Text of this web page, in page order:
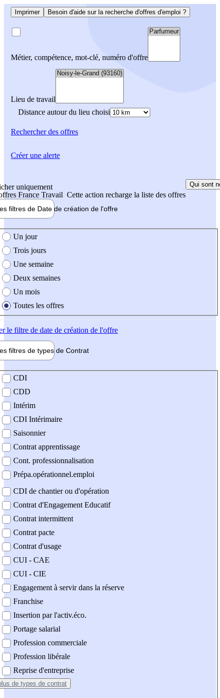
Imprimer Besoin d'aide sur la recherche d'offres d'emploi ?
Métier, compétence, mot-clé, numéro d'offre
Lieu de travail
Distance autour du lieu choisi
Rechercherdes offres
uniquement
France Travail Cette action recharge la liste des offres
Qui sont
filtres de Date de création de l'offre
création de l'offre
Un jour
Trois jours
Une semaine
Deux semaines
Un mois
Toutes les offres
le filtre de date de création de l'offre
filtres de types de Contrat
contrat
CDI
CDD
Intérim
CDI Intérimaire
Saisonnier
Contrat apprentissage
Cont. professionnalisation
Prépa.opérationnel.emploi
CDI de chantier ou d'opération
Contrat d'Engagement Educatif
Contrat intermittent
Contrat pacte
Contrat d'usage
CUI - CAE
CUI - CIE
Engagement à servir dans la réserve
Franchise
Insertion par l'activ.éco.
Portage salarial
Profession commerciale
Profession libérale
Reprise d'entreprise
de types de contrat
Créer une alerte